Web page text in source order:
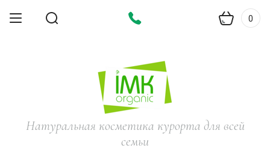
0
Натуральная косметика курорта для всей
семьи